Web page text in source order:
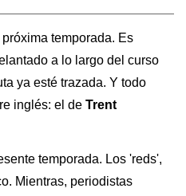
temporada. Es
a lo largo del curso
ya esté trazada. Y todo
inglés: el de Trent
temporada. Los 'reds',
Mientras, periodistas